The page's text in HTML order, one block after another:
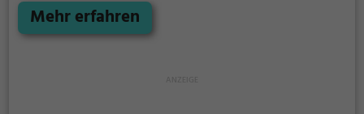
Restaurant ein breites Spektrum an biologischen,
veganen und vegetarischen Gerichten. Ob Frühstück
Mehr erfahren